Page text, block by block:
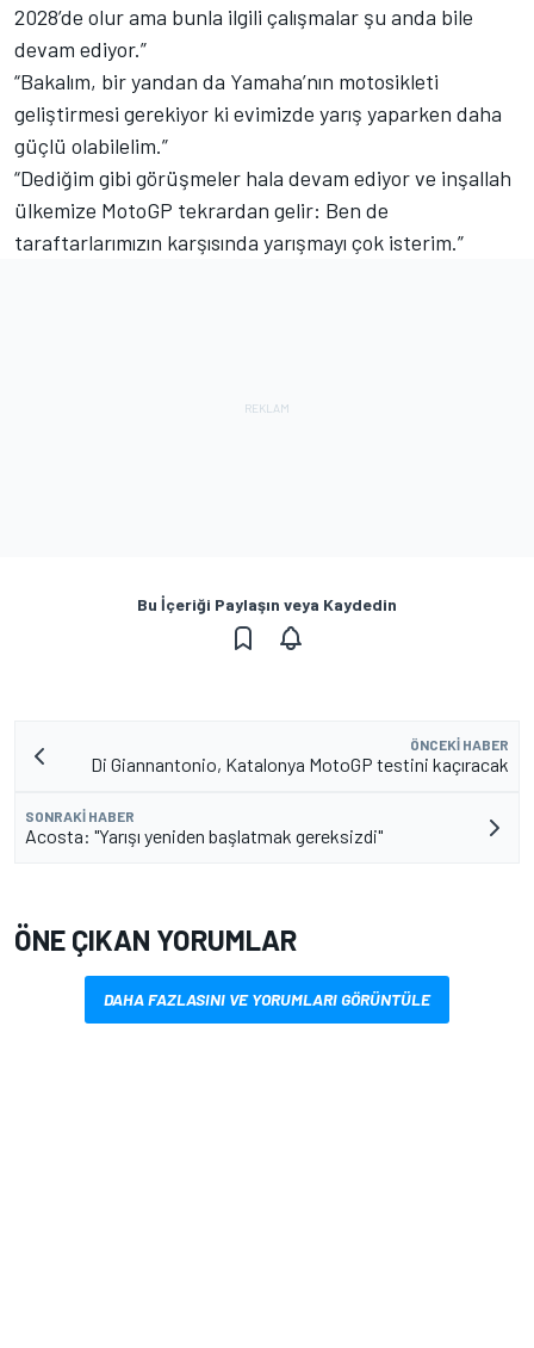
2028’de olur ama bunla ilgili çalışmalar şu anda bile
devam ediyor.”
“Bakalım, bir yandan da Yamaha’nın motosikleti
geliştirmesi gerekiyor ki evimizde yarış yaparken daha
güçlü olabilelim.”
“Dediğim gibi görüşmeler hala devam ediyor ve inşallah
ülkemize MotoGP tekrardan gelir: Ben de
taraftarlarımızın karşısında yarışmayı çok isterim.”
Bu İçeriği Paylaşın veya Kaydedin
ÖNCEKI HABER
Di Giannantonio, Katalonya MotoGP testini kaçıracak
SONRAKI HABER
Acosta: "Yarışı yeniden başlatmak gereksizdi"
ÖNE ÇIKAN YORUMLAR
DAHA FAZLASINI VE YORUMLARI GÖRÜNTÜLE